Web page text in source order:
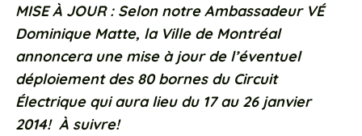
MISE À JOUR : Selon notre Ambassadeur VÉ
Dominique Matte, la Ville de Montréal
annoncera une mise à jour de l’éventuel
déploiement des 80 bornes du Circuit
Électrique qui aura lieu du 17 au 26 janvier
2014! À suivre!